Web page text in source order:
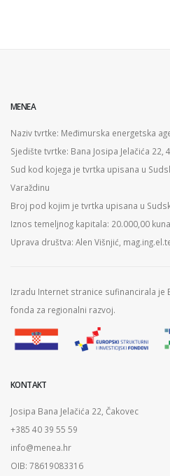
MENEA
Naziv tvrtke: Međimurska energetska
Sjedište tvrtke: Bana Josipa Jelačića 22,
Sud kod kojega je tvrtka upisana u
Varaždinu
Broj pod kojim je tvrtka upisana u
Iznos temeljnog kapitala: 20.000,00
Uprava društva: Alen Višnjić,
Izradu Internet stranice sufinancirala je
fonda za regionalni razvoj.
KONTAKT
Josipa Bana Jelačića 22, Čakovec
+385 40 39 55 59
info@menea.hr
OIB: 78619083316